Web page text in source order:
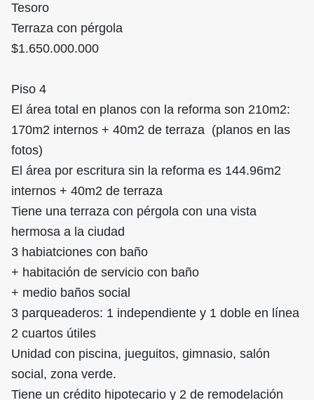
Tesoro
Terraza con pérgola
$1.650.000.000
Piso 4
El área total en planos con la reforma son 210m2:
170m2 internos + 40m2 de terraza (planos en las
fotos)
El área por escritura sin la reforma es 144.96m2
internos + 40m2 de terraza
Tiene una terraza con pérgola con una vista
hermosa a la ciudad
3 habiatciones con baño
+ habitación de servicio con baño
+ medio baños social
3 parqueaderos: 1 independiente y 1 doble en línea
2 cuartos útiles
Unidad con piscina, jueguitos, gimnasio, salón
social, zona verde.
Tiene un crédito hipotecario y 2 de remodelación